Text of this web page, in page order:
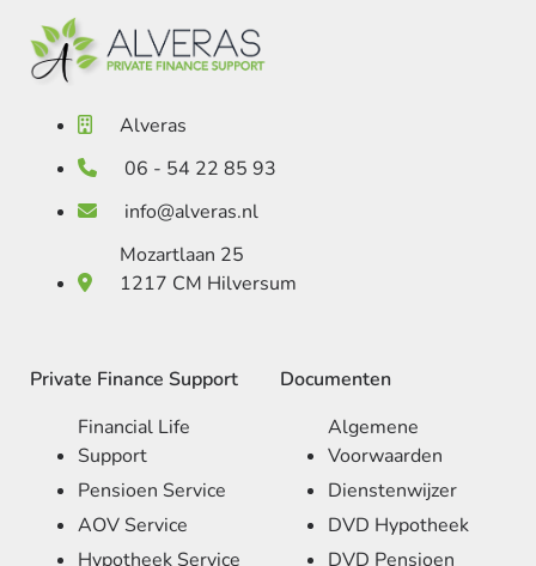
Alveras
06 - 54 22 85 93
info@alveras.nl
Mozartlaan 25
1217 CM Hilversum
Private Finance Support
Financial Life
Support
Pensioen Service
AOV Service
Hypotheek Service
Documenten
Algemene
Voorwaarden
Dienstenwijzer
DVD Hypotheek
DVD Pensioen